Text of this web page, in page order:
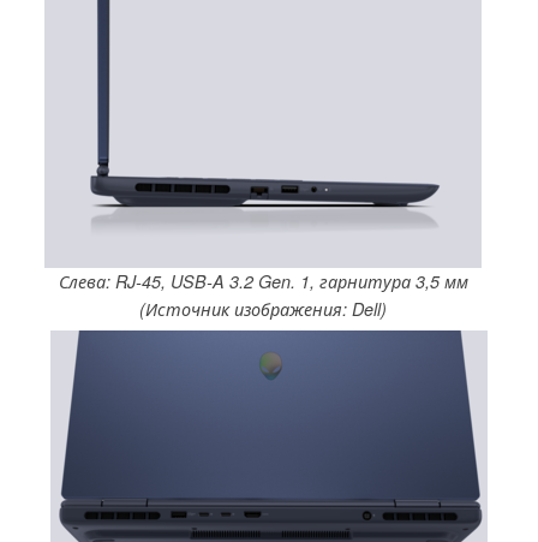
Слева: RJ-45, USB-A 3.2 Gen. 1, гарнитура 3,5 мм
(Источник изображения: Dell)